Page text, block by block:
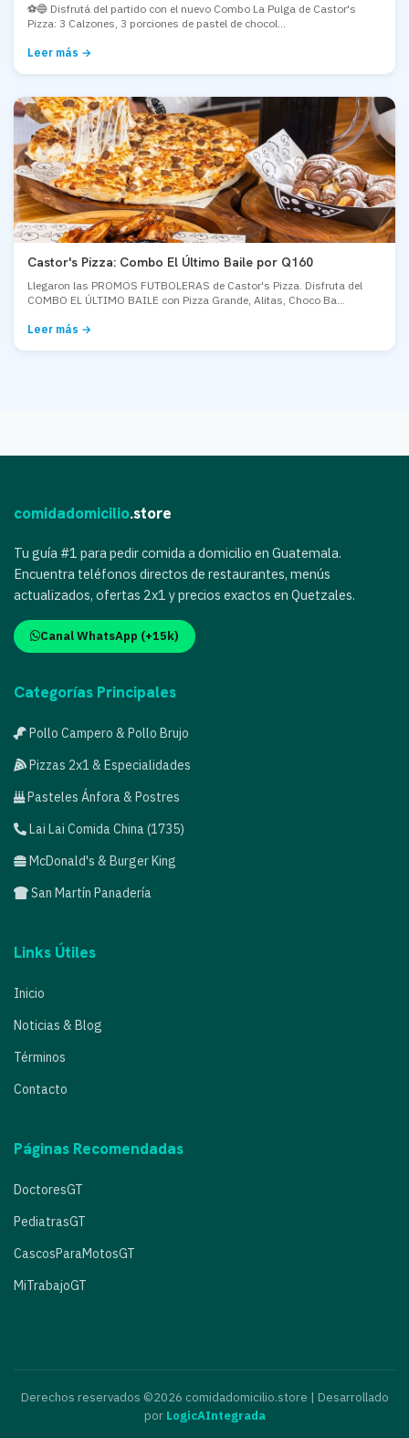
⚽🔵 Disfrutá del partido con el nuevo Combo La Pulga de Castor's
Pizza: 3 Calzones, 3 porciones de pastel de chocol...
Leer más →
Castor's Pizza: Combo El Último Baile por Q160
Llegaron las PROMOS FUTBOLERAS de Castor's Pizza. Disfruta del
COMBO EL ÚLTIMO BAILE con Pizza Grande, Alitas, Choco Ba...
Leer más →
comidadomicilio.store
Tu guía #1 para pedir comida a domicilio en Guatemala.
Encuentra teléfonos directos de restaurantes, menús
actualizados, ofertas 2x1 y precios exactos en Quetzales.
Canal WhatsApp (+15k)
Categorías Principales
Pollo Campero & Pollo Brujo
Pizzas 2x1 & Especialidades
Pasteles Ánfora & Postres
Lai Lai Comida China (1735)
McDonald's & Burger King
San Martín Panadería
Links Útiles
Inicio
Noticias & Blog
Términos
Contacto
Páginas Recomendadas
DoctoresGT
PediatrasGT
CascosParaMotosGT
MiTrabajoGT
Derechos reservados ©2026 comidadomicilio.store | Desarrollado
por LogicAIntegrada